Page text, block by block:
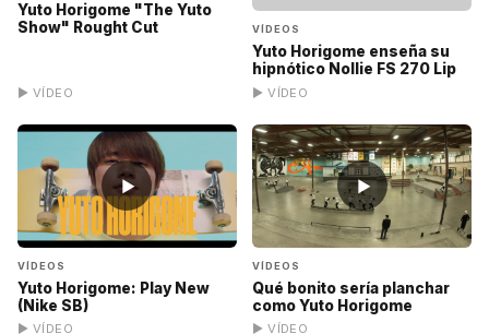
Yuto Horigome "The Yuto
Show" Rought Cut
▶ VÍDEO
VÍDEOS
Yuto Horigome enseña su
hipnótico Nollie FS 270 Lip
▶ VÍDEO
▶
VÍDEOS
Yuto Horigome: Play New
(Nike SB)
▶ VÍDEO
▶
VÍDEOS
Qué bonito sería planchar
como Yuto Horigome
▶ VÍDEO